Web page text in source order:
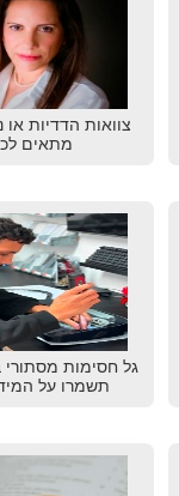
צוואות הדדיות
מתאים
גל חסימות מסתורי
תשמרו על